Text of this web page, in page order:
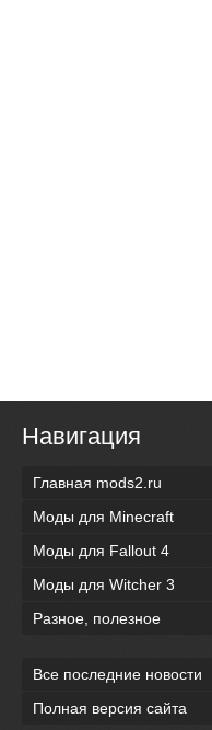
Навигация
Главная mods2.ru
Моды для Minecraft
Моды для Fallout 4
Моды для Witcher 3
Разное, полезное
Все последние новости
Полная версия сайта